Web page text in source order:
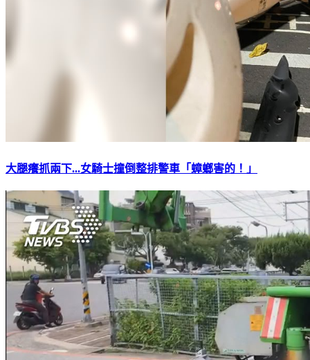
大腿癢抓兩下...女騎士撞倒整排警車「蟑螂害的！」